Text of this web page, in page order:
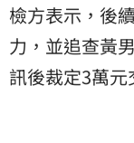
檢方表示，後
力 ，並追查黃
訊後裁定3萬元